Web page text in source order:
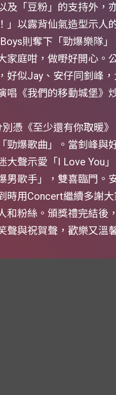
及「豆粉」的支持外，
」以露背仙氣造型示人
則奪下「勁爆樂隊
家庭咁，做嘢好開心。
好似Jay、安仔同釗峰
唱《我們的移動城堡》
憑《至少還有你取暖
勁爆歌曲」。當釗峰與
大聲示愛「I Love You
男歌手」，雙喜臨門。
時用Concert繼續多謝
和粉絲。頒獎禮完結後
聲與祝賀聲，歡樂又溫